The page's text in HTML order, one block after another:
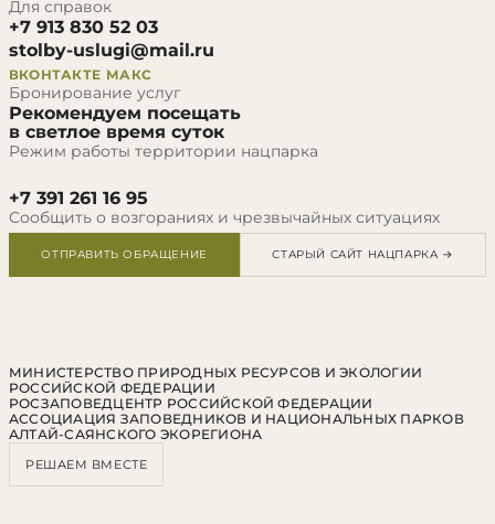
Для справок
+7 913 830 52 03
stolby-uslugi@mail.ru
ВКОНТАКТЕ МАКС
Бронирование услуг
Рекомендуем посещать
в светлое время суток
Режим работы территории нацпарка
+7 391 261 16 95
Сообщить о возгораниях и чрезвычайных ситуациях
ОТПРАВИТЬ ОБРАЩЕНИЕ СТАРЫЙ САЙТ НАЦПАРКА →
МИНИСТЕРСТВО ПРИРОДНЫХ РЕСУРСОВ И ЭКОЛОГИИ
РОССИЙСКОЙ ФЕДЕРАЦИИ
РОСЗАПОВЕДЦЕНТР РОССИЙСКОЙ ФЕДЕРАЦИИ
АССОЦИАЦИЯ ЗАПОВЕДНИКОВ И НАЦИОНАЛЬНЫХ ПАРКОВ
АЛТАЙ-САЯНСКОГО ЭКОРЕГИОНА
РЕШАЕМ ВМЕСТЕ